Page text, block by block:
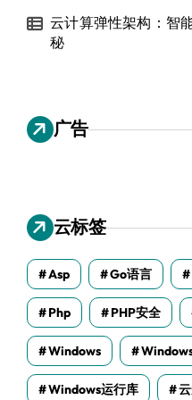
云计算弹性架构：智
秘
广告
云标签
Asp Go语言
Php PHP安全
Windows
Windows运行库